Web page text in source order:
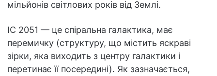
мільйонів світлових років від Землі.
IC 2051 — це спіральна галактика, має
перемичку (структуру, що містить яскраві
зірки, яка виходить з центру галактики і
перетинає її посередині). Як зазначається,